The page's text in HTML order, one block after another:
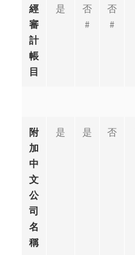
經
審
計
帳
目
是
否
#
否
#
附
加
中
文
公
司
名
稱
是 是 否